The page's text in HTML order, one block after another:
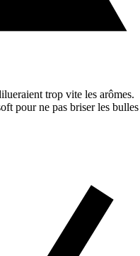
trop vite les arômes.
pour ne pas briser les bulles